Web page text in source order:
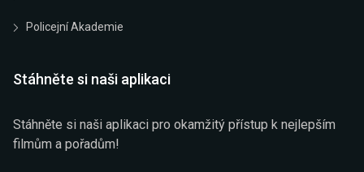
Policejní Akademie
Stáhněte si naši aplikaci
Stáhněte si naši aplikaci pro okamžitý přístup k nejlepším
filmům a pořadům!